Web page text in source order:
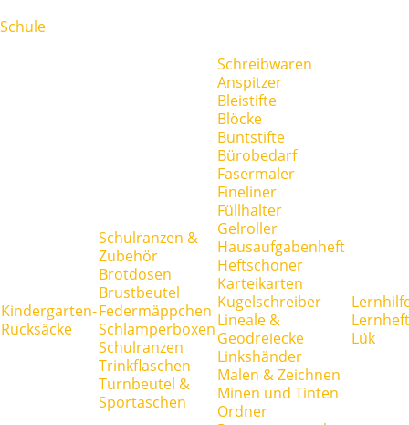
Schule
Kindergarten-
Rucksäcke
Schulranzen &
Zubehör
Brotdosen
Brustbeutel
Federmäppchen
Schlamperboxen
Schulranzen
Trinkflaschen
Turnbeutel &
Sportaschen
Schreibwaren
Anspitzer
Bleistifte
Blöcke
Buntstifte
Bürobedarf
Fasermaler
Fineliner
Füllhalter
Gelroller
Hausaufgabenheft
Heftschoner
Karteikarten
Kugelschreiber
Lineale &
Geodreiecke
Linkshänder
Malen & Zeichnen
Minen und Tinten
Ordner
Lük